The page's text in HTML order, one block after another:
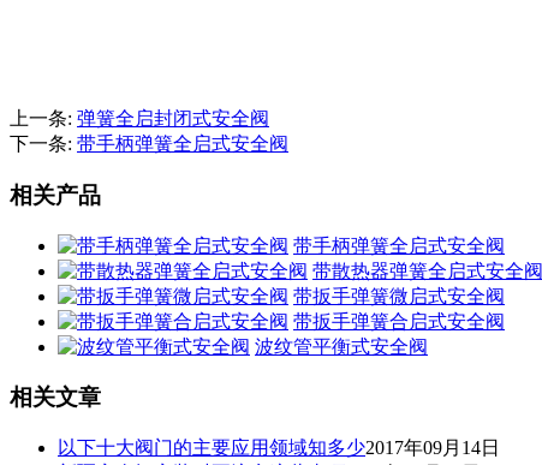
上一条: 弹簧全启封闭式安全阀
下一条: 带手柄弹簧全启式安全阀
相关产品
带手柄弹簧全启式安全阀
带散热器弹簧全启式安全阀
带扳手弹簧微启式安全阀
带扳手弹簧合启式安全阀
波纹管平衡式安全阀
相关文章
以下十大阀门的主要应用领域知多少2017年09月14日